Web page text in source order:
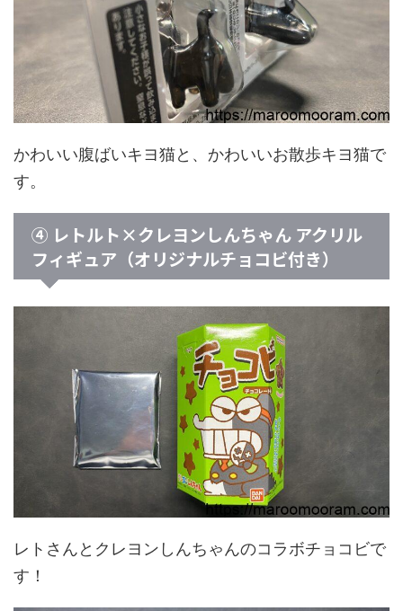
かわいい腹ばいキヨ猫と、かわいいお散歩キヨ猫で
す。
④ レトルト×クレヨンしんちゃん アクリル
フィギュア（オリジナルチョコビ付き）
レトさんとクレヨンしんちゃんのコラボチョコビで
す！